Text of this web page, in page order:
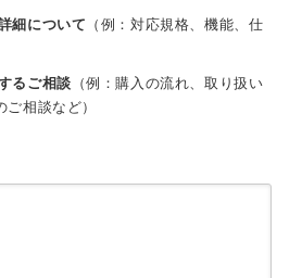
細について （例：対応規格、機能、仕
るご相談 （例：購入の流れ、取り扱い
相談など）